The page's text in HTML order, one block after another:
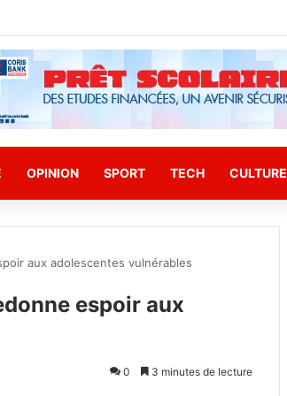
OPINION SPORT TECH CULTURE
aux adolescentes vulnérables
espoir aux
0 3 minutes de lecture